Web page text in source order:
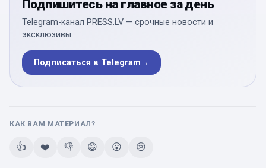
Подпишитесь на главное за день
Telegram-канал PRESS.LV — срочные новости и
эксклюзивы.
Подписаться в Telegram→
КАК ВАМ МАТЕРИАЛ?
👍 ❤️ 👎 😄 😮 😢